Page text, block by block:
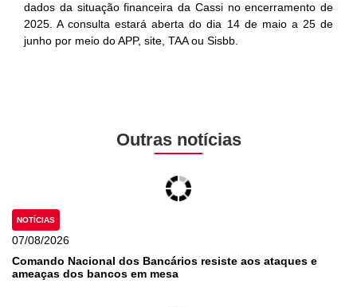
dados da situação financeira da Cassi no encerramento de
2025. A consulta estará aberta do dia 14 de maio a 25 de
junho por meio do APP, site, TAA ou Sisbb.
Outras notícias
NOTÍCIAS
07/08/2026
Comando Nacional dos Bancários resiste aos ataques e
ameaças dos bancos em mesa